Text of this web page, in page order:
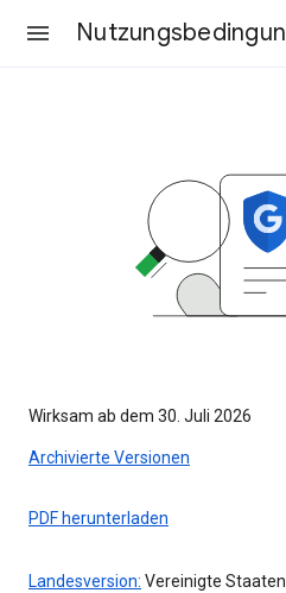
Wirksam ab dem 30. Juli 2026
Archivierte Versionen
PDF herunterladen
Landesversion: Vereinigte Staaten